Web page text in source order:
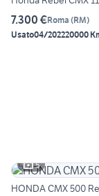
7.300 €Roma (RM)
Usato04/202220000
5
HONDA CMX 500